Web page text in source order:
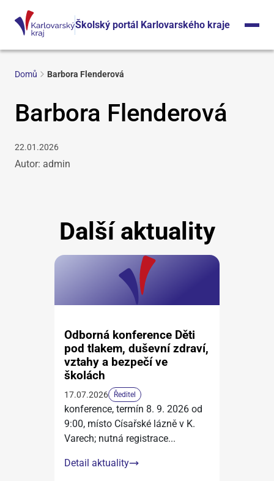
Školský portál Karlovarského kraje
Domů Barbora Flenderová
Barbora Flenderová
22.01.2026
Autor: admin
Další aktuality
Odborná konference Děti
pod tlakem, duševní zdraví,
vztahy a bezpečí ve
školách
17.07.2026 Ředitel
konference, termín 8. 9. 2026 od
9:00, místo Císařské lázně v K.
Varech; nutná registrace...
Detail aktuality